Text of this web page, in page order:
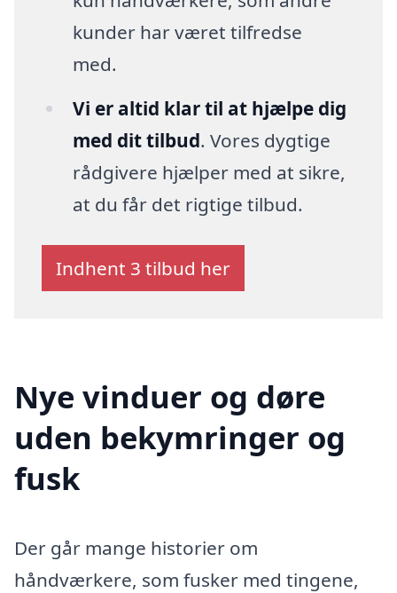
kunder har været tilfredse
med.
Vi er altid klar til at hjælpe dig
med dit tilbud. Vores dygtige
rådgivere hjælper med at sikre,
at du får det rigtige tilbud.
Indhent 3 tilbud her
Nye vinduer og døre
uden bekymringer og
fusk
Der går mange historier om
håndværkere, som fusker med tingene,